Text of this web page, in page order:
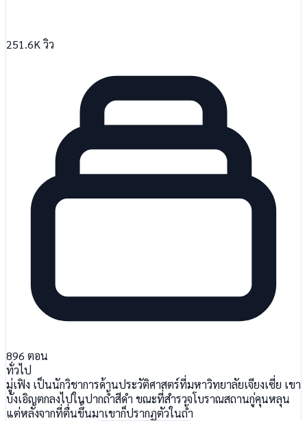
251.6K วิว
896 ตอน
ทั่วไป
มู่เฟิง เป็นนักวิชาการด้านประวัติศาสตร์ที่มหาวิทยาลัยเจียงเซี่ย เขา
บังเอิญตกลงไปในปากถ้ำสีดำ ขณะที่สำรวจโบราณสถานกู่คุนหลุน
แต่หลังจากที่ตื่นขึ้นมาเขาก็ปรากฏตัวในถ้ำ